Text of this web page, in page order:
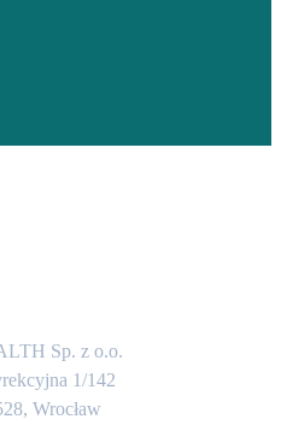
Sp. z o.o.
1/142
Wrocław